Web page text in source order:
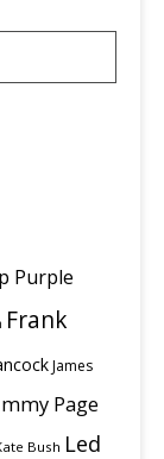
Purple
Frank
James
Page
Bush Led